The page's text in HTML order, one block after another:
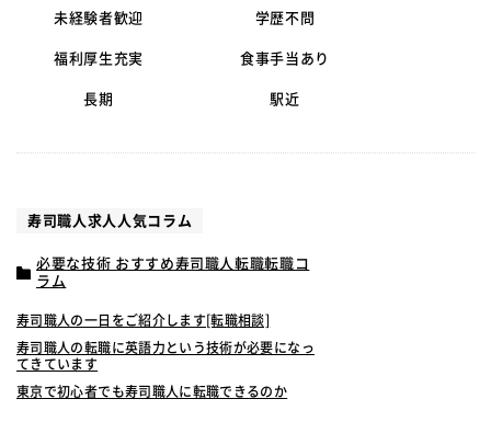
未経験者歓迎 学歴不問
福利厚生充実 食事手当あり
長期 駅近
寿司職人求人人気コラム
必要な技術 おすすめ寿司職人転職転職コ
ラム
寿司職人の一日をご紹介します[転職相談]
寿司職人の転職に英語力という技術が必要になっ
てきています
東京で初心者でも寿司職人に転職できるのか